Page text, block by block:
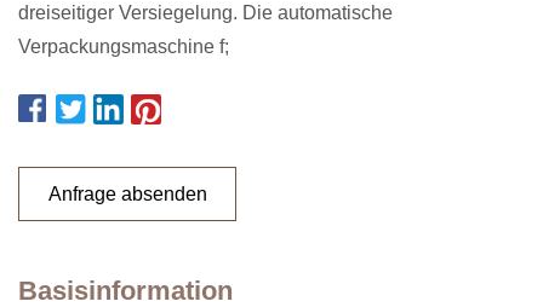
dreiseitiger Versiegelung. Die automatische
Verpackungsmaschine f;
Anfrage absenden
Basisinformation